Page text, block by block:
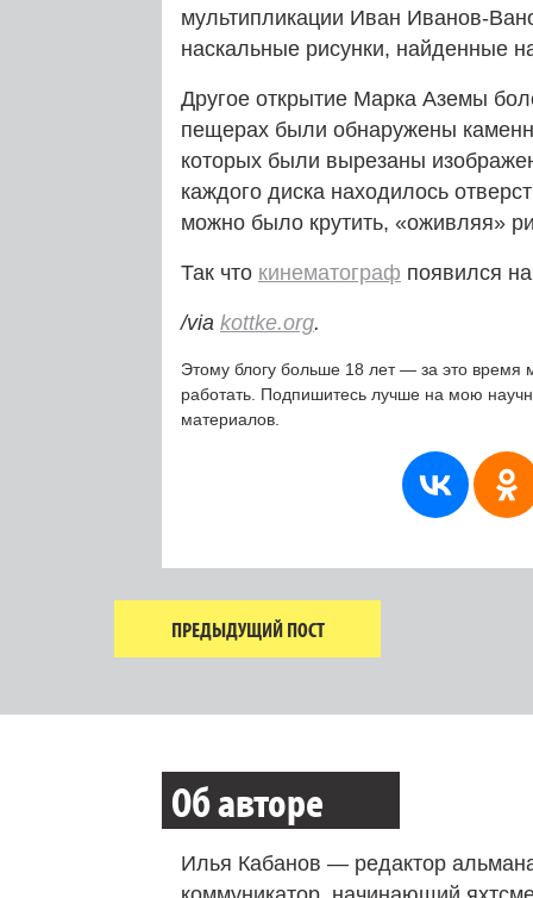
мультипликации Иван Иванов-
наскальные рисунки, найденные
Другое открытие Марка Аземы
пещерах были обнаружены
которых были вырезаны
каждого диска находилось
можно было крутить, «оживляя»
Так что кинематограф появился
/via kottke.org.
Этому блогу больше 18 лет — за это время
работать. Подпишитесь лучше на мою
материалов.
ПРЕДЫДУЩИЙ ПОСТ
Об авторе
Илья Кабанов — редактор